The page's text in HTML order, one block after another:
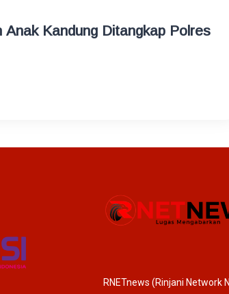
Kandung Ditangkap Polres
RNETnews (Rinjani Network